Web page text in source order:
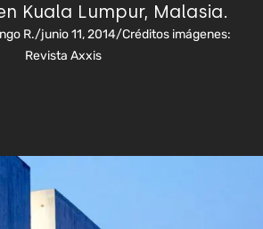
Kuala Lumpur, Malasia.
R./junio 11, 2014/Créditos imágenes:
Revista Axxis